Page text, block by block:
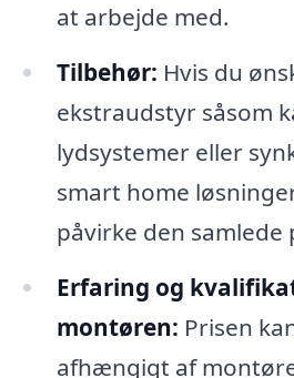
at arbejde med.
Tilbehør: Hvis du
ekstraudstyr såsom
lydsystemer eller
smart home
påvirke den samlede
Erfaring og
montøren: Prisen
afhængigt af